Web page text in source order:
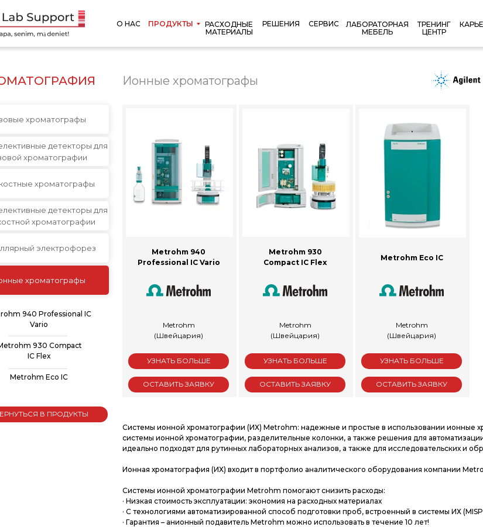
ПРОДУКТЫ
О НАС
РАСХОДНЫЕ
МАТЕРИАЛЫ
РЕШЕНИЯ СЕРВИС
ЛАБОРАТОРНАЯ
МЕБЕЛЬ
ТРЕНИНГ
ЦЕНТР
Metrohm 940
Professional IC Vario
940 Professional IC
Vario
ОСТАВИТЬ ЗАЯВКУ
УЗНАТЬ БОЛЬШЕ
Metrohm 930
Compact IC Flex
930 Compact
IC Flex
Metrohm Eco IC
Metrohm Eco IC
ОСТАВИТЬ ЗАЯВКУ
УЗНАТЬ БОЛЬШЕ
ОСТАВИТЬ ЗАЯВКУ
УЗНАТЬ БОЛЬШЕ
Ионные хроматографы
Metrohm
(Швейцария)
Metrohm
(Швейцария)
Metrohm
(Швейцария)
Системы ионной хроматографии (ИХ) Metrohm: надежные и простые в использовании ионные
системы ионной хроматографии, разделительные колонки, а также решения для
идеально подходят для рутинных лабораторных анализов, а также для исследовательских и
Ионная хроматография (ИХ) входит в портфолио аналитического оборудования компании
Системы ионной хроматографии Metrohm помогают снизить расходы:
· Низкая стоимость эксплуатации: экономия на расходных материалах
· С технологиями автоматизированной способ подготовки проб, встроенный в системы ИХ
· Гарантия – анионный подавитель Metrohm можно использовать в течение 10 лет!
хроматографы
детекторы для
хроматографии
хроматографы
детекторы для
хроматографии
электрофорез
хроматографы
В ПРОДУКТЫ